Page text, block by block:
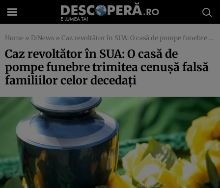
Home » D:News » Caz revoltător în SUA: O casă de pompe funebre trimitea cenușă falsă familiilor celor decedați
Caz revoltător în SUA: O casă de
pompe funebre trimitea cenușă falsă
familiilor celor decedați